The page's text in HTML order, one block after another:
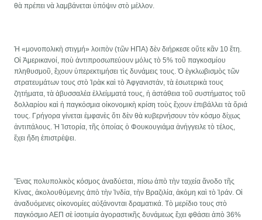
θὰ πρέπει νὰ λαμβάνεται ὑπόψιν στὸ μέλλον.
Ἡ «μονοπολικὴ στιγμή» λοιπὸν (τῶν ΗΠΑ) δὲν διήρκεσε οὔτε κἂν 10 ἔτη.
Οἰ Ἀμερικανοί, ποὺ ἀντιπροσωπεύουν μόλις τὸ 5% τοῦ παγκοσμίου
πληθυσμοῦ, ἔχουν ὑπερεκτιμήσει τὶς δυνάμεις τους. Ὁ ἐγκλωβισμὸς τῶν
στρατευμάτων τους στὸ Ἰρὰκ καὶ τὸ Ἀφγανιστάν, τὰ ἐσωτερικὰ τους
ζητήματα, τὰ ἀβυσσαλέα ἐλλείμματά τους, ἡ ἀστάθεια τοῦ συστήματος τοῦ
δολλαρίου καὶ ἡ παγκόσμια οἰκονομικὴ κρίση τοὺς ἔχουν ἐπιβάλλει τὰ ὅριά
τους. Γρήγορα γίνεται ἐμφανὲς ὅτι δὲν θὰ κυβερνήσουν τὸν κόσμο δίχως
ἀντιπάλους. Ἡ Ἱστορία, τῆς ὁποίας ὁ Φουκουγιάμα ἀνήγγειλε τὸ τέλος,
ἔχει ἤδη ἐπιστρέψει.
Ἕνας πολυπολικὸς κόσμος ἀναδύεται, πίσω ἀπὸ τὴν ταχεία ἄνοδο τῆς
Κίνας, ἀκολουθύμενης ἀπὸ τὴν Ἰνδία, τὴν Βραζιλία, ἀκόμη καὶ τὸ Ἰράν. Οἱ
ἀναδυόμενες οἰκονομίες αὐξάνονται δραματικά. Τὸ μερίδιο τους στὸ
παγκόσμιο ΑΕΠ σὲ ἰσοτιμία ἀγοραστικῆς δυνάμεως ἔχει φθάσει ἀπὸ 36%